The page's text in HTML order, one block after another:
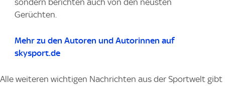
sondern berichten auch von den neusten
Gerüchten.
Mehr zu den Autoren und Autorinnen auf
skysport.de
Alle weiteren wichtigen Nachrichten aus der Sportwelt gibt